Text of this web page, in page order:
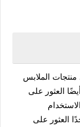
الملابس
العثور على
العثور على